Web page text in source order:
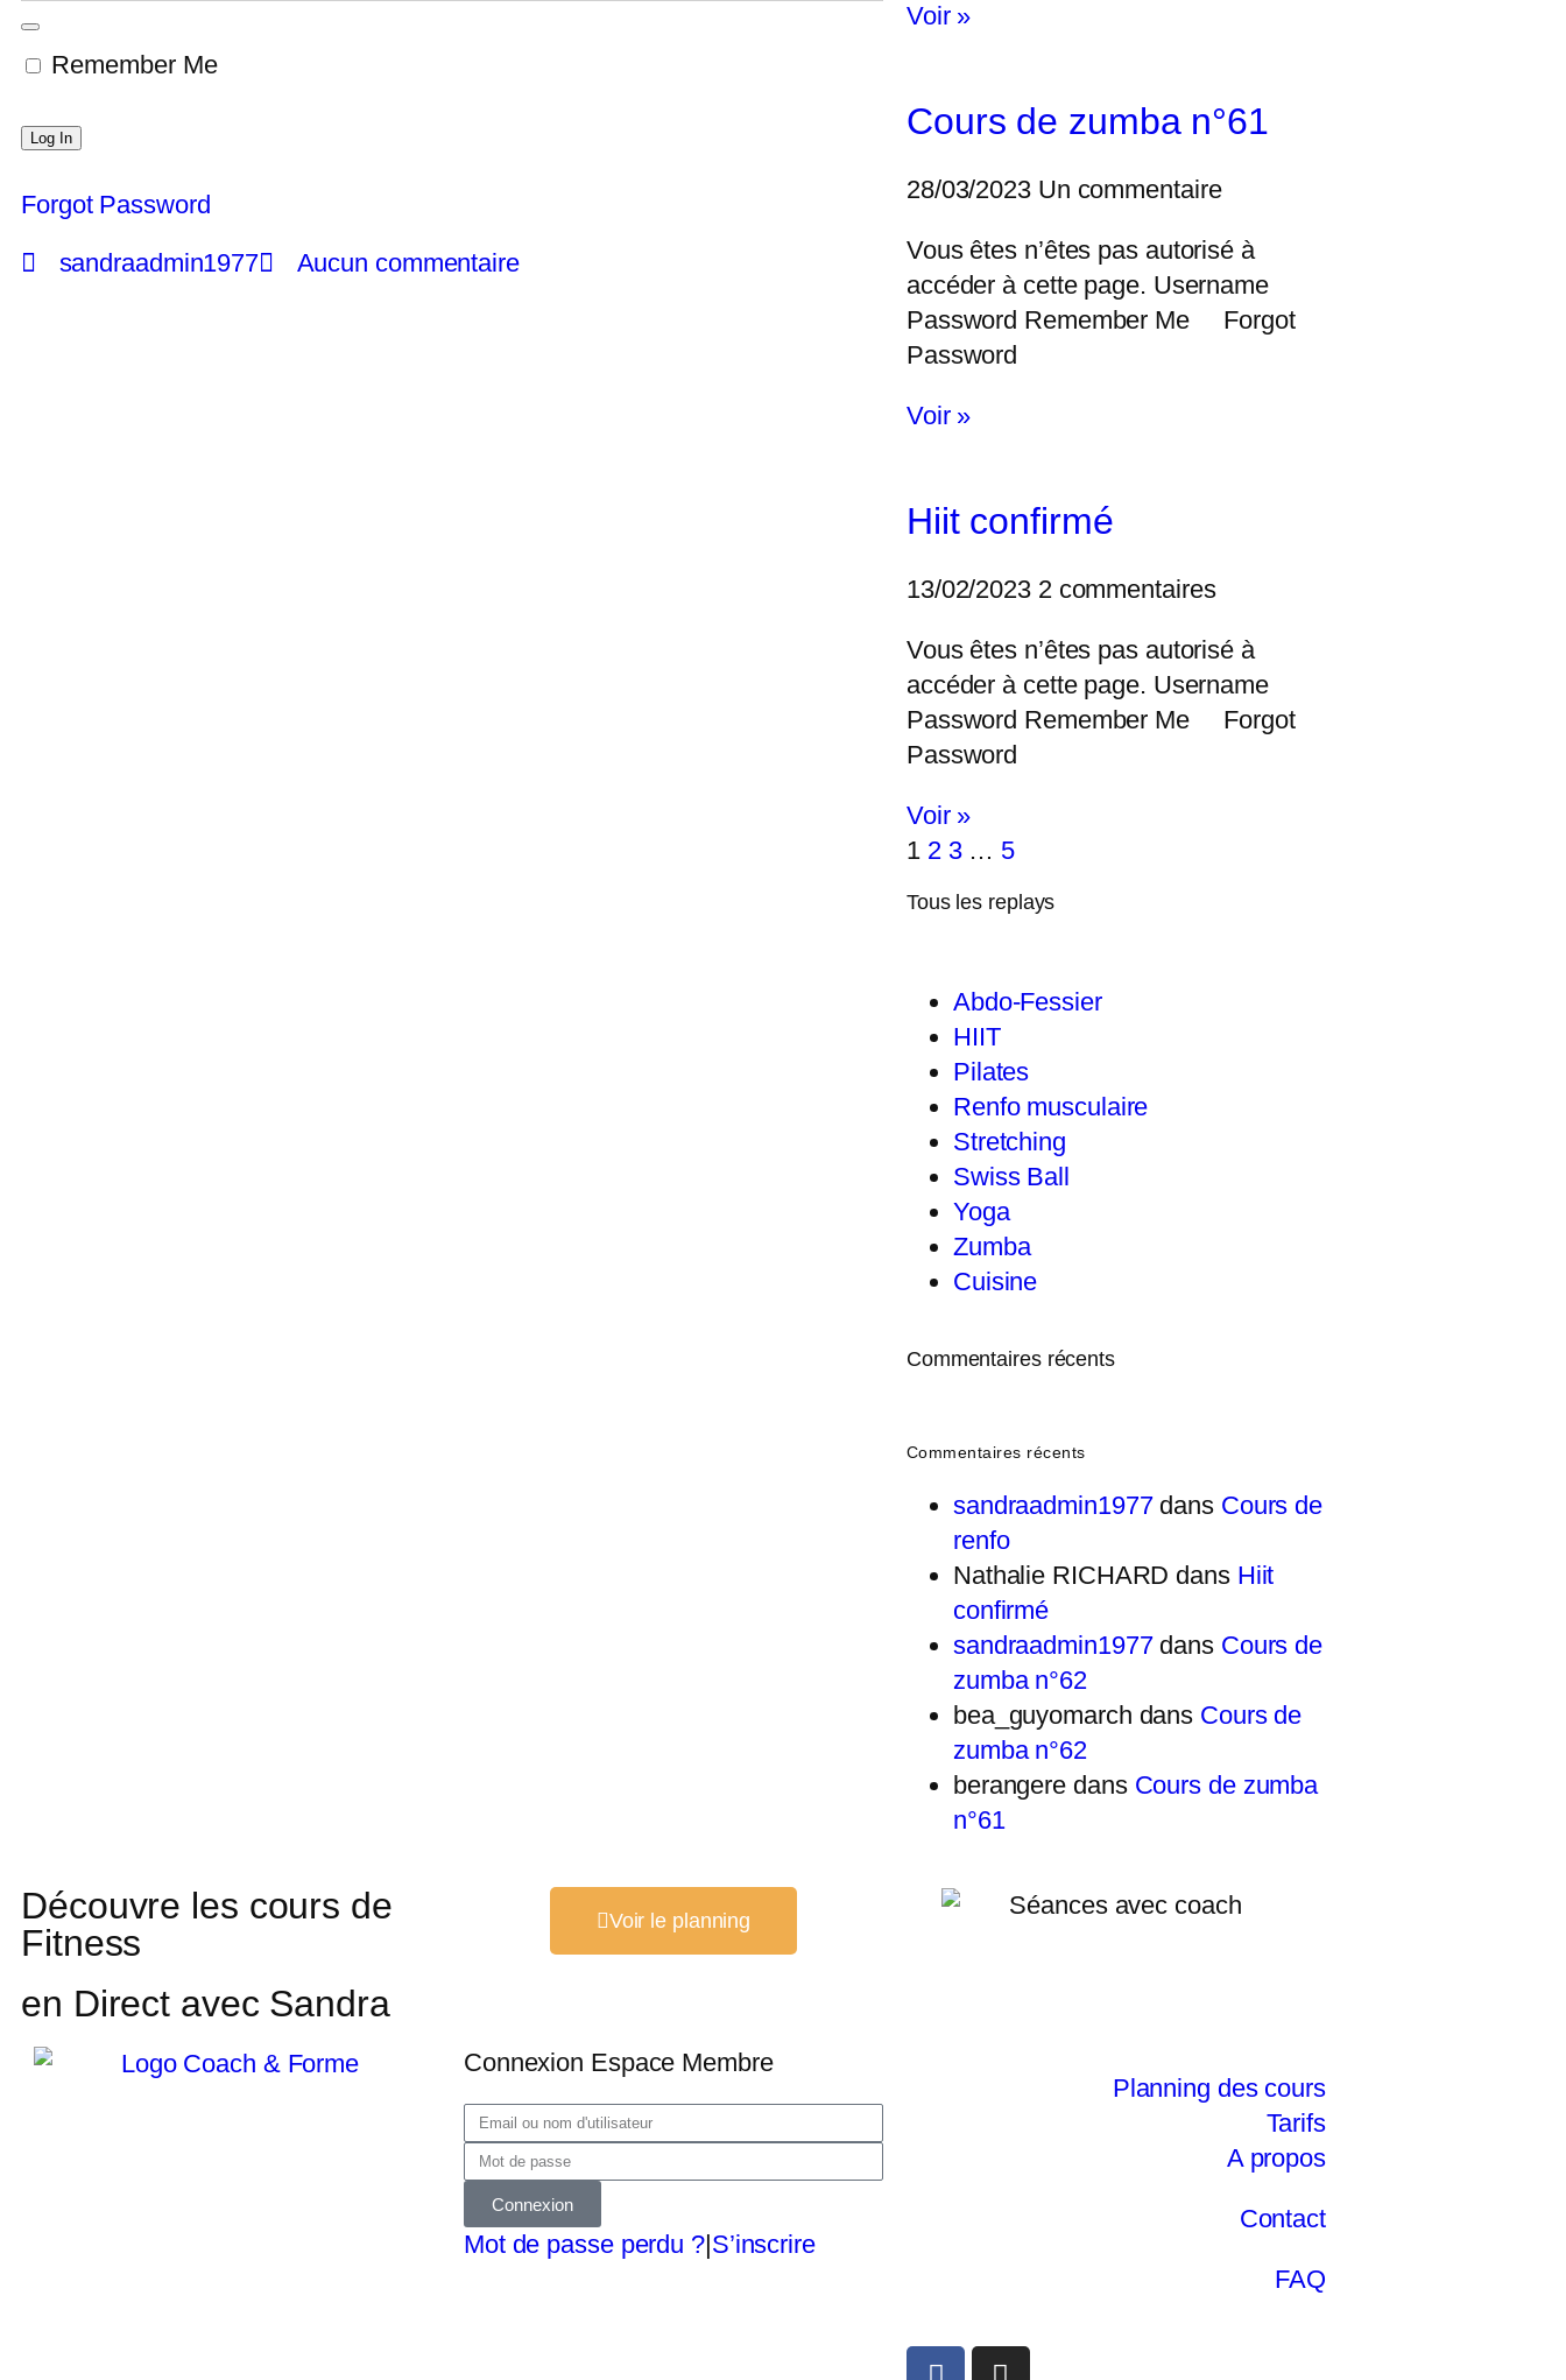
Remember Me
Forgot Password
sandraadmin1977
Aucun commentaire
Voir »
Cours de zumba n°61
28/03/2023 Un commentaire
Vous êtes n’êtes pas autorisé à
accéder à cette page. Username
Password Remember Me Forgot
Password
Voir »
Hiit confirmé
13/02/2023 2 commentaires
Vous êtes n’êtes pas autorisé à
accéder à cette page. Username
Password Remember Me Forgot
Password
Voir »
1 2 3 … 5
Tous les replays
Abdo-Fessier
HIIT
Pilates
Renfo musculaire
Stretching
Swiss Ball
Yoga
Zumba
Cuisine
Commentaires récents
Commentaires récents
sandraadmin1977dans Cours de
renfo
Nathalie RICHARD dans Hiit
confirmé
sandraadmin1977dans Cours de
zumba n°62
bea_guyomarch dans Cours de
zumba n°62
berangere dans Cours de zumba
n°61
Découvre les cours de
Fitness
en Direct avec Sandra
Voir le planning
Connexion Espace Membre
Connexion
Mot de passe perdu ?|S’inscrire
Planning des cours
Tarifs
A propos
Contact
FAQ